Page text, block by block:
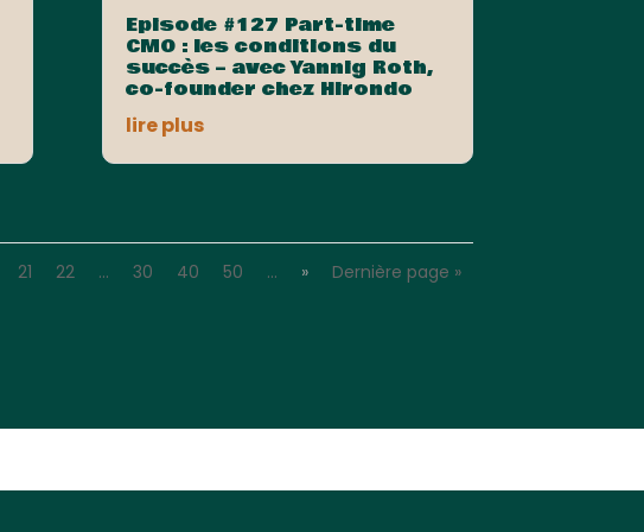
Episode #127 Part-time
CMO : les conditions du
succès – avec Yannig Roth,
co-founder chez Hirondo
lire plus
21 22 … 30 40 50 … » Dernière page »